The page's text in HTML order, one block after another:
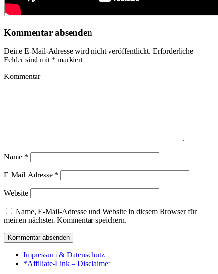
Kommentar absenden
Deine E-Mail-Adresse wird nicht veröffentlicht. Erforderliche
Felder sind mit * markiert
Kommentar
Name *
E-Mail-Adresse *
Website
Name, E-Mail-Adresse und Website in diesem Browser für
meinen nächsten Kommentar speichern.
Impressum & Datenschutz
*Affiliate-Link – Disclaimer